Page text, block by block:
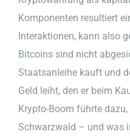
Komponenten resultiert
Interaktionen, kann also
Bitcoins sind nicht
Staatsanleihe kauft und
Geld leiht, den er beim
Krypto-Boom führte
Schwarzwald – und was